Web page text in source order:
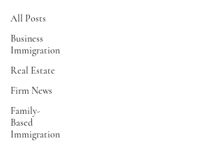
All Posts
Business
Immigration
Real Estate
Firm News
Family-
Based
Immigration